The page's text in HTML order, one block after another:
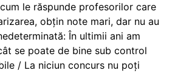
le răspunde profesorilor care
obțin note mari, dar nu au
În ultimii ani am
se poate de bine sub control
/ La niciun concurs nu poți